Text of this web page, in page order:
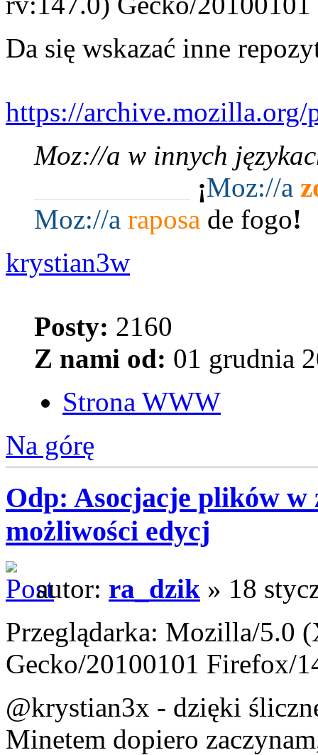
Da się wskazać inne
https://
Moz://a w innych
¡Moz://a
Moz://a raposa de fogo!
krystian3w
Posty: 2160
Z nami od: 01 grudnia
Strona WWW
Na górę
Odp: Asocjacje plików w
możliwości edycj
autor: ra_dzik » 18
Przeglądarka: Mozilla/5.0
Gecko/20100101 Firefox/
@krystian3x - dzięki
Minetem dopiero